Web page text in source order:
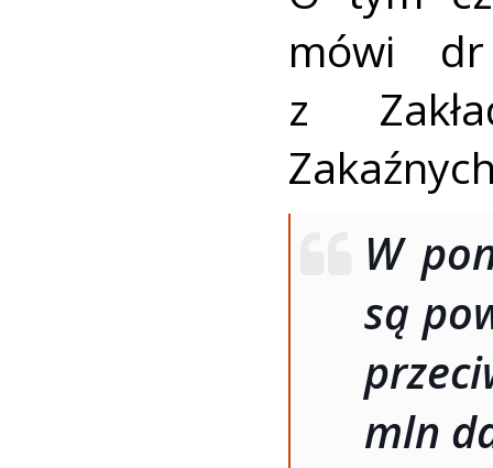
mówi
z
W
są
mln